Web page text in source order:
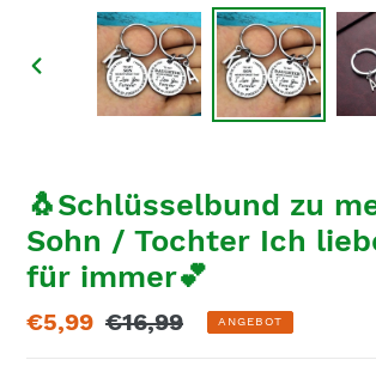
VORHERIGER
SCHIEBER
🐧Schlüsselbund zu
Sohn / Tochter Ich
für immer💕
Sonderpreis
€5,99 Normaler
€16,99 ANGEBOT